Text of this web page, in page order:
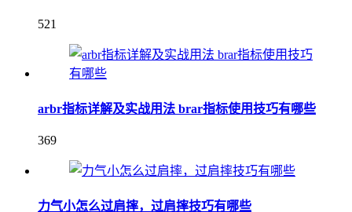
521
arbr指标详解及实战用法 brar指标使用技巧有哪些
369
力气小怎么过肩摔，过肩摔技巧有哪些